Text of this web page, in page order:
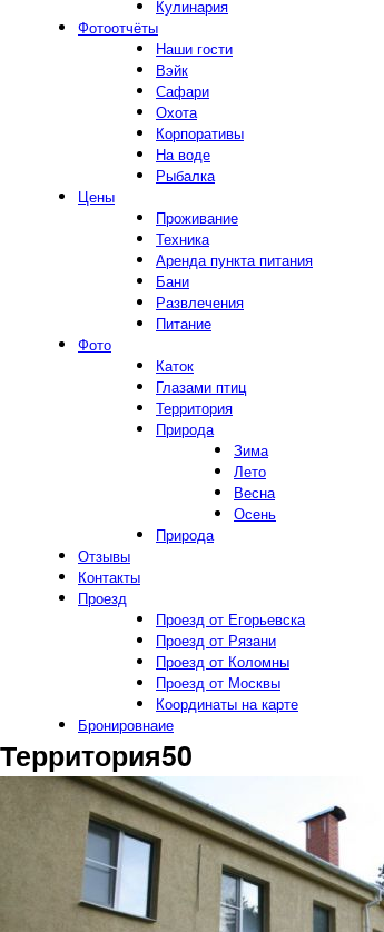
Кулинария
Фотоотчёты
Наши гости
Вэйк
Сафари
Охота
Корпоративы
На воде
Рыбалка
Цены
Проживание
Техника
Аренда пункта питания
Бани
Развлечения
Питание
Фото
Каток
Глазами птиц
Территория
Природа
Зима
Лето
Весна
Осень
Природа
Отзывы
Контакты
Проезд
Проезд от Егорьевска
Проезд от Рязани
Проезд от Коломны
Проезд от Москвы
Координаты на карте
Бронировнаие
Территория50